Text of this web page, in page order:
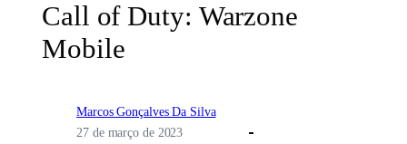
Call of Duty: Warzone
Mobile
Marcos Gonçalves Da Silva
27 de março de 2023